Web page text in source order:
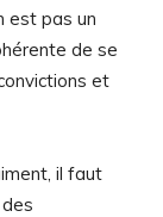
est pas un
de se
et
il faut